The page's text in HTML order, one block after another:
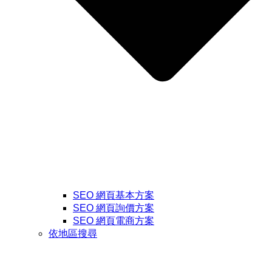
SEO 網頁基本方案
SEO 網頁詢價方案
SEO 網頁電商方案
依地區搜尋